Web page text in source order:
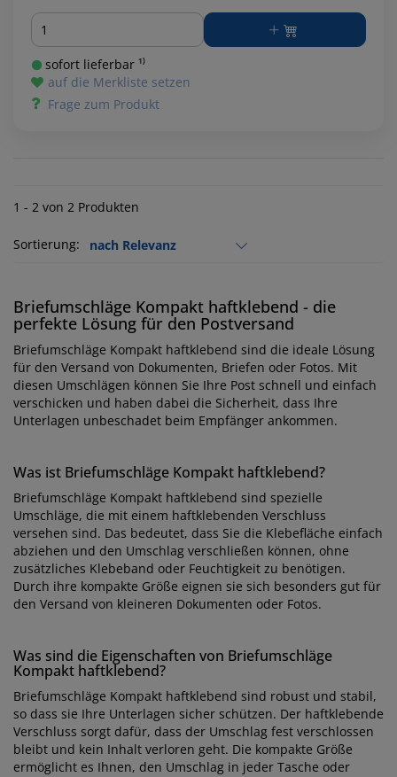
Menge
sofort lieferbar ¹⁾
auf die Merkliste setzen
Frage zum Produkt
1 - 2 von 2 Produkten
Sortierung:
Briefumschläge Kompakt haftklebend - die
perfekte Lösung für den Postversand
Briefumschläge Kompakt haftklebend sind die ideale Lösung
für den Versand von Dokumenten, Briefen oder Fotos. Mit
diesen Umschlägen können Sie Ihre Post schnell und einfach
verschicken und haben dabei die Sicherheit, dass Ihre
Unterlagen unbeschadet beim Empfänger ankommen.
Was ist Briefumschläge Kompakt haftklebend?
Briefumschläge Kompakt haftklebend sind spezielle
Umschläge, die mit einem haftklebenden Verschluss
versehen sind. Das bedeutet, dass Sie die Klebefläche einfach
abziehen und den Umschlag verschließen können, ohne
zusätzliches Klebeband oder Feuchtigkeit zu benötigen.
Durch ihre kompakte Größe eignen sie sich besonders gut für
den Versand von kleineren Dokumenten oder Fotos.
Was sind die Eigenschaften von Briefumschläge
Kompakt haftklebend?
Briefumschläge Kompakt haftklebend sind robust und stabil,
so dass sie Ihre Unterlagen sicher schützen. Der haftklebende
Verschluss sorgt dafür, dass der Umschlag fest verschlossen
bleibt und kein Inhalt verloren geht. Die kompakte Größe
ermöglicht es Ihnen, den Umschlag in jeder Tasche oder